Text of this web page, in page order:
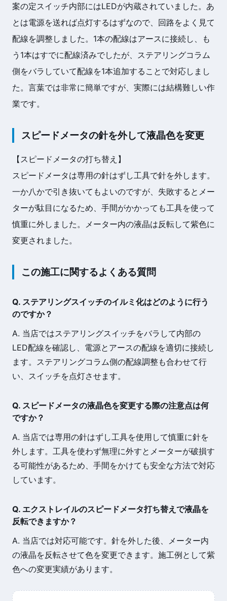
案の定スイッチ内部にはLEDが内蔵されていました。あ
とは電源を送れば点灯するはずなので、回路をよく見て
配線を調整しました。1本の配線はアースに接続し、も
う1本はすでに配線済みでしたが、ステアリングコラム
側をバラしていて配線を1本追加することで対応しまし
た。言葉では非常に簡単ですが、実際には結構難しい作
業です。
スピードメータの針を外して液晶色を変更
【スピードメータの打ち替え】
スピードメータは専用の針はずし工具で針を外します。
一か八かで引き抜いてもよいのですが、失敗するとメー
ターが駄目になるため、手間がかかっても工具を使って
慎重に外しました。メーター内の液晶は反転して紫色に
変更されました。
この施工に関するよくある質問
Q. ステアリングスイッチのイルミ化はどのように行う
のですか？
A. 当店ではステアリングスイッチをバラして内部の
LED配線を確認し、電源とアースの配線を適切に接続し
ます。ステアリングコラム側の配線調整も合わせて行
い、スイッチを点灯させます。
Q. スピードメータの液晶色を変更する際の注意点は何
ですか？
A. 当店では専用の針はずし工具を使用して慎重に針を
外します。工具を使わず無理に外すとメーターが破損す
る可能性があるため、手間をかけても安全な方法で対応
しています。
Q. エクストレイルのスピードメータ打ち替えで液晶を
反転できますか？
A. 当店では対応可能です。針を外した後、メーター内
の液晶を反転させて色を変更できます。施工例として紫
色への変更実績があります。